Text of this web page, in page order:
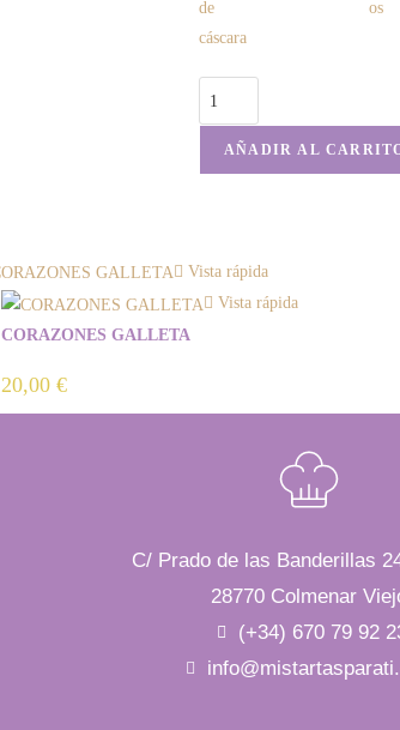
AÑADIR AL
Vista rápida
Vista rápida
CORAZONES GALLETA
20,00 €
C/ Prado de las Banderillas
28770 Colmenar
(+34) 670 79 92